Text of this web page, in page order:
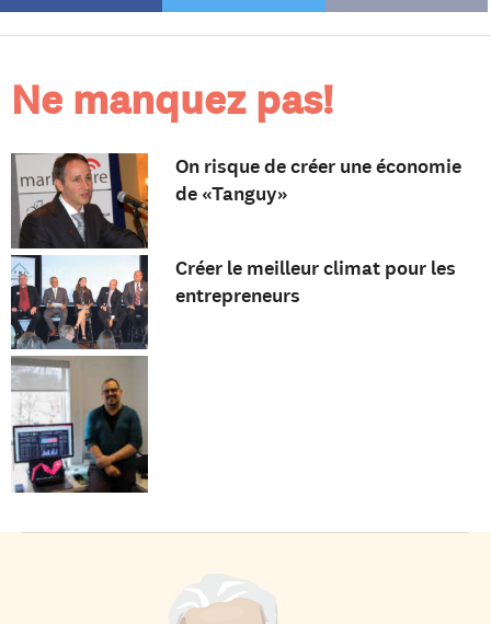
Ne manquez pas!
On risque de créer une économie
de «Tanguy»
Créer le meilleur climat pour les
entrepreneurs